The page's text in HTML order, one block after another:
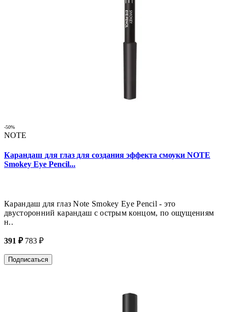
-50%
NOTE
Карандаш для глаз для создания эффекта смоуки NOTE
Smokey Eye Pencil...
Карандаш для глаз Note Smokey Eye Pencil - это
двусторонний карандаш с острым концом, по ощущениям
н..
391 ₽ 783 ₽
Подписаться